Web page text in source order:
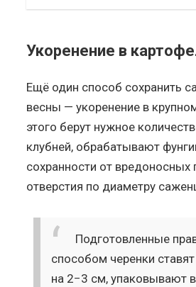
Укоренение в
Ещё один способ сохранить
весны — укоренение в
этого берут нужное
клубней, обрабатывают
сохранности от вредоносных
отверстия по диаметру
Подготовленные
способом черенки
на 2−3 см, упаковывают